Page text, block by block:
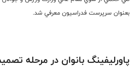
بعنوان سرپرست فدراسيون معرفي شد.
پاورليفينگ بانوان در مرحله